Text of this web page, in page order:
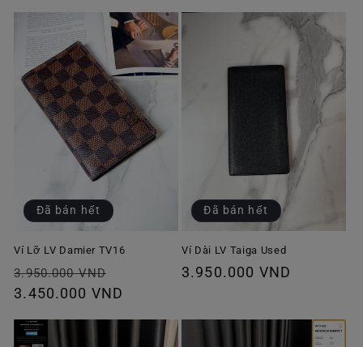
Đã bán hết
Ví Lỡ LV Damier TV16
Giá
thông
3.950.000 VND
ưu
3.450.000 VND
Đã bán hết
Ví Dài LV Taiga Used
Giá
3.950.000 VND